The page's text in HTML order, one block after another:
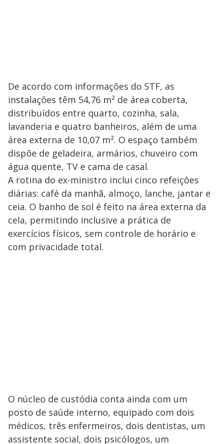
o
De acordo com informações do STF, as
instalações têm 54,76 m² de área coberta,
distribuídos entre quarto, cozinha, sala,
lavanderia e quatro banheiros, além de uma
área externa de 10,07 m². O espaço também
dispõe de geladeira, armários, chuveiro com
água quente, TV e cama de casal.
A rotina do ex-ministro inclui cinco refeições
diárias: café da manhã, almoço, lanche, jantar e
ceia. O banho de sol é feito na área externa da
cela, permitindo inclusive a prática de
exercícios físicos, sem controle de horário e
com privacidade total.
O núcleo de custódia conta ainda com um
posto de saúde interno, equipado com dois
médicos, três enfermeiros, dois dentistas, um
assistente social, dois psicólogos, um